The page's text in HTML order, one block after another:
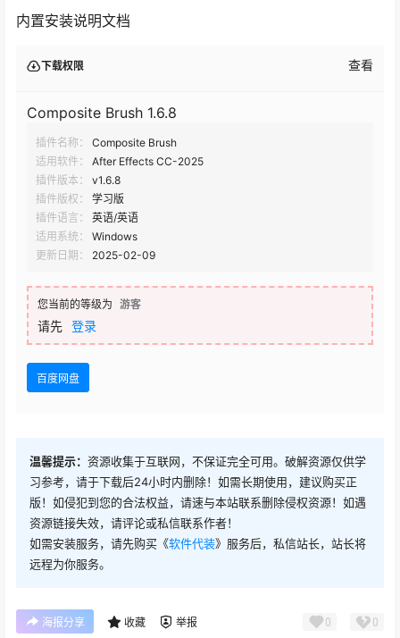
内置安装说明文档
下载权限 查看
Composite Brush 1.6.8
插件名称：
Composite Brush
适用软件：
After Effects CC-2025
插件版本：
v1.6.8
插件版权：
学习版
插件语言：
英语/英语
适用系统：
Windows
更新日期：
2025-02-09
您当前的等级为 游客
请先 登录
百度网盘
温馨提示： 资源收集于互联网，不保证完全可用。破解资源仅供学
习参考，请于下载后24小时内删除！如需长期使用，建议购买正
版！如侵犯到您的合法权益，请速与本站联系删除侵权资源！如遇
资源链接失效，请评论或私信联系作者！
如需安装服务，请先购买《软件代装》服务后，私信站长，站长将
远程为你服务。
海报分享 收藏 举报 0 0